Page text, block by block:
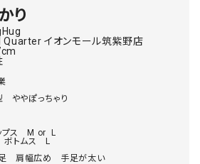
り
Quarter イオンモール筑紫野店
ややぽっちゃり
プス　M or  L
　L
　肩幅広め　手足が太い